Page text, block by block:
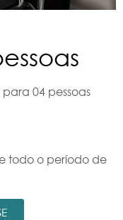
04 pessoas
todo o período de